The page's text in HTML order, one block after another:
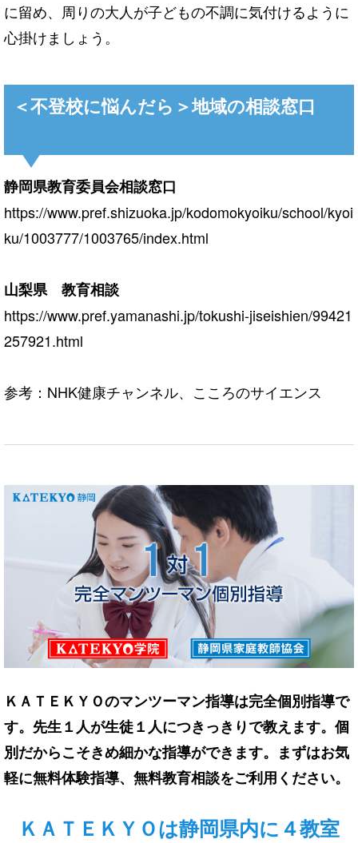
に留め、周りの大人が子どもの不調に気付けるように
心掛けましょう。
＜不登校に悩んだら＞地域の相談窓口
静岡県教育委員会相談窓口
https://www.pref.shizuoka.jp/kodomokyoiku/school/kyoi
ku/1003777/1003765/index.html
山梨県 教育相談
https://www.pref.yamanashi.jp/tokushi-jiseishien/99421
257921.html
参考：NHK健康チャンネル、こころのサイエンス
ＫＡＴＥＫＹＯのマンツーマン指導は完全個別指導で
す。先生１人が生徒１人につきっきりで教えます。個
別だからこそきめ細かな指導ができます。まずはお気
軽に無料体験指導、無料教育相談をご利用ください。
ＫＡＴＥＫＹＯは静岡県内に４教室